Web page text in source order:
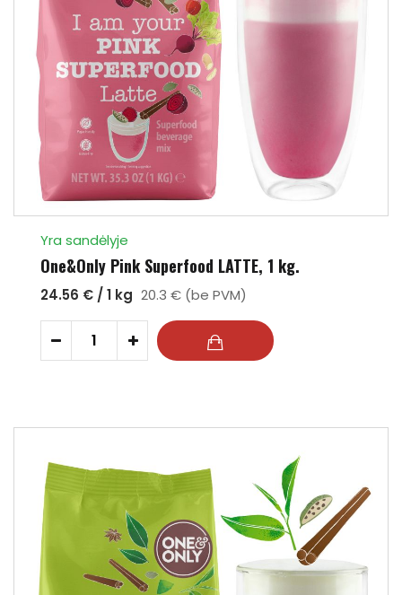
Yra sandėlyje
One&Only Pink Superfood LATTE, 1 kg.
24.56 € / 1 kg 20.3 € (be PVM)
- +